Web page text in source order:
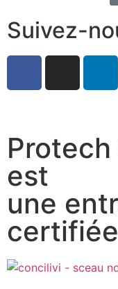
Suivez-
est
une
certifiée